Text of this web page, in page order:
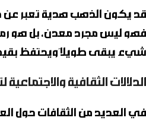
قد يكون الذهب هدية تعبر عن
فهو ليس مجرد معدن، بل هو
شيء يبقى طويلاً ويحتفظ
الدلالات الثقافية
في العديد من الثقافات حول